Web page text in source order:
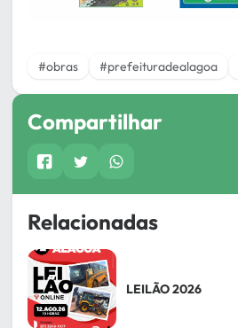
#obras #prefeituradealagoa
Compartilhar
Relacionadas
LEILÃO 2026